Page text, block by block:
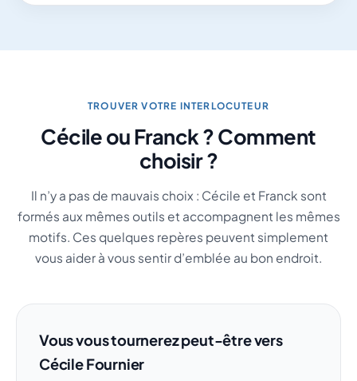
TROUVER VOTRE INTERLOCUTEUR
Cécile ou Franck ? Comment
choisir ?
Il n’y a pas de mauvais choix : Cécile et Franck sont
formés aux mêmes outils et accompagnent les mêmes
motifs. Ces quelques repères peuvent simplement
vous aider à vous sentir d’emblée au bon endroit.
Vous vous tournerez peut-être vers
Cécile Fournier